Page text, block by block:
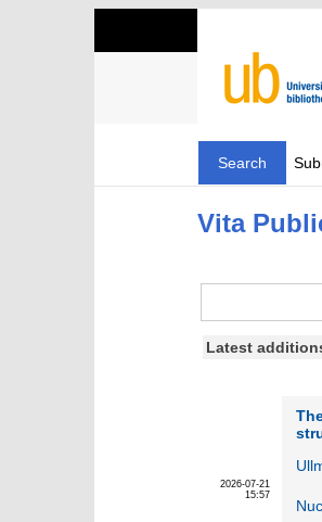
Search
Vita
Latest
2026-07-21
15:57